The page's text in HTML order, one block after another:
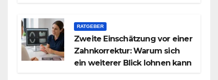
RATGEBER
Zweite Einschätzung vor einer
Zahnkorrektur: Warum sich
ein weiterer Blick lohnen kann